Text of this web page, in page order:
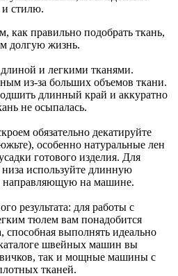
стилю.
как правильно подобрать ткань,
долгую жизнь.
и легкими тканями.
из-за больших объемов ткани.
длинный край и аккуратно
не осыпалась.
обязательно декатируйте
особенно натуральные лен
готового изделия. Для
используйте длинную
направляющую на машине.
результата: для работы с
тюлем вам понадобится
выполнять идеально
швейных машин вы
так и мощные машины с
тканей.